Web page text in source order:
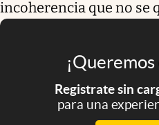
incoherencia que no se
Registrate sin
para una